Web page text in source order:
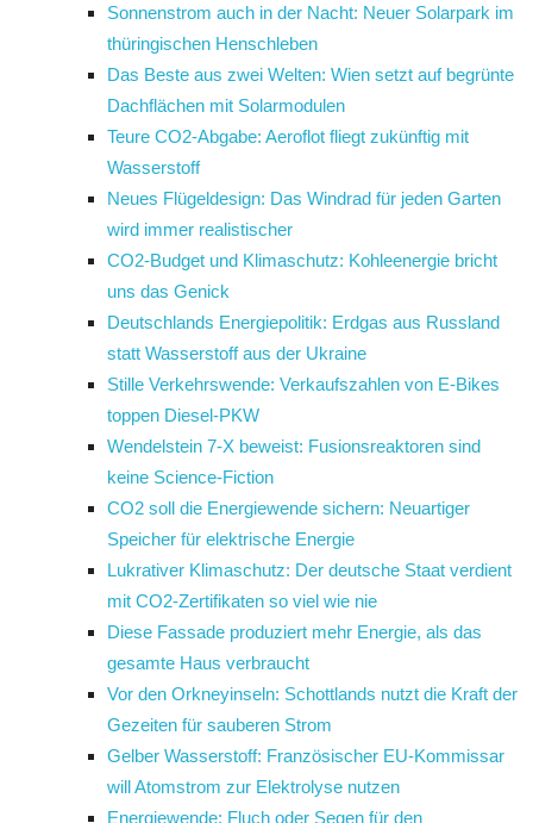
Sonnenstrom auch in der Nacht: Neuer Solarpark im
thüringischen Henschleben
Das Beste aus zwei Welten: Wien setzt auf begrünte
Dachflächen mit Solarmodulen
Teure CO2-Abgabe: Aeroflot fliegt zukünftig mit
Wasserstoff
Neues Flügeldesign: Das Windrad für jeden Garten
wird immer realistischer
CO2-Budget und Klimaschutz: Kohleenergie bricht
uns das Genick
Deutschlands Energiepolitik: Erdgas aus Russland
statt Wasserstoff aus der Ukraine
Stille Verkehrswende: Verkaufszahlen von E-Bikes
toppen Diesel-PKW
Wendelstein 7-X beweist: Fusionsreaktoren sind
keine Science-Fiction
CO2 soll die Energiewende sichern: Neuartiger
Speicher für elektrische Energie
Lukrativer Klimaschutz: Der deutsche Staat verdient
mit CO2-Zertifikaten so viel wie nie
Diese Fassade produziert mehr Energie, als das
gesamte Haus verbraucht
Vor den Orkneyinseln: Schottlands nutzt die Kraft der
Gezeiten für sauberen Strom
Gelber Wasserstoff: Französischer EU-Kommissar
will Atomstrom zur Elektrolyse nutzen
Energiewende: Fluch oder Segen für den